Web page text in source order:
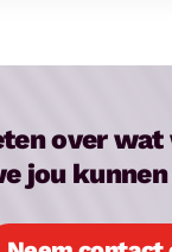
over wat
jou